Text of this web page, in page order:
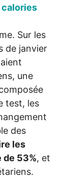
calories
Sur les
de janvier
une
test, les
des
les
de 53%, et